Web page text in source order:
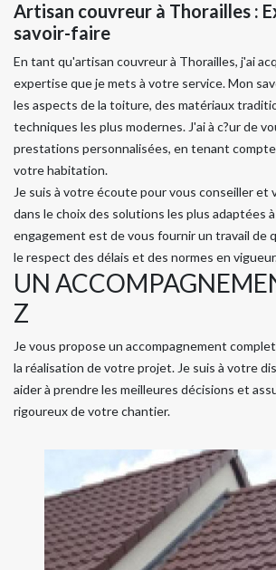
Artisan couvreur à Thorailles :
savoir-faire
En tant qu'artisan couvreur à Thorailles, j'ai
expertise que je mets à votre service. Mon
les aspects de la toiture, des matériaux
techniques les plus modernes. J'ai à c?ur de
prestations personnalisées, en tenant
votre habitation.
Je suis à votre écoute pour vous conseiller et
dans le choix des solutions les plus adaptées
engagement est de vous fournir un travail de
le respect des délais et des normes en
UN
Z
Je vous propose un accompagnement
la réalisation de votre projet. Je suis à votre
aider à prendre les meilleures décisions et
rigoureux de votre chantier.